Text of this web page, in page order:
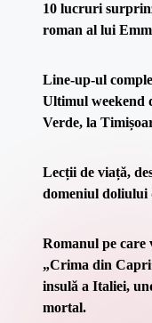
10 lucruri
roman al lui
Line-up-ul
Ultimul weekend
Verde, la
Lecții de viață,
domeniul doliului
Romanul pe care
„Crima din
insulă a Italiei,
mortal.